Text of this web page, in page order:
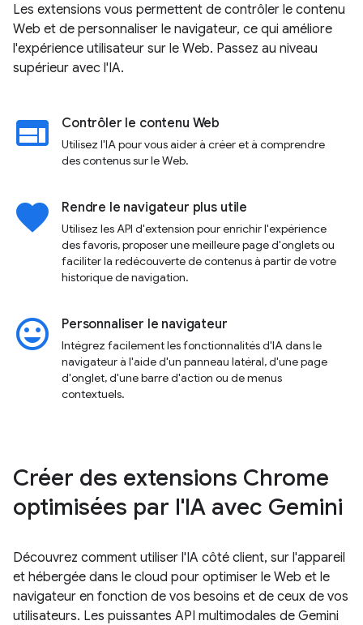
Les extensions vous permettent de contrôler le contenu
Web et de personnaliser le navigateur, ce qui améliore
l'expérience utilisateur sur le Web. Passez au niveau
supérieur avec l'IA.
web Contrôler le contenu Web
Utilisez l'IA pour vous aider à créer et à comprendre
des contenus sur le Web.
favorite Rendre le navigateur plus utile
Utilisez les API d'extension pour enrichir l'expérience
des favoris, proposer une meilleure page d'onglets ou
faciliter la redécouverte de contenus à partir de votre
historique de navigation.
insert_emoticon Personnaliser le navigateur
Intégrez facilement les fonctionnalités d'IA dans le
navigateur à l'aide d'un panneau latéral, d'une page
d'onglet, d'une barre d'action ou de menus
contextuels.
Créer des extensions Chrome
optimisées par l'IA avec Gemini
Découvrez comment utiliser l'IA côté client, sur l'appareil
et hébergée dans le cloud pour optimiser le Web et le
navigateur en fonction de vos besoins et de ceux de vos
utilisateurs. Les puissantes API multimodales de Gemini